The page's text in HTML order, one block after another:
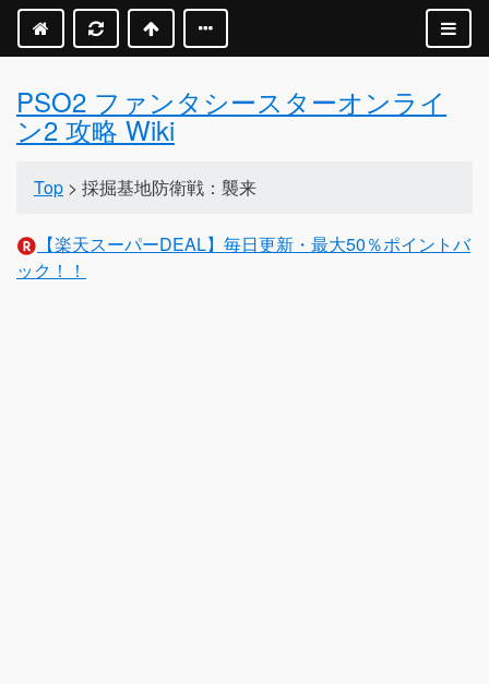
PSO2 ファンタシースターオンライ
ン2 攻略 Wiki
Top > 採掘基地防衛戦：襲来
【楽天スーパーDEAL】毎日更新・最大50％ポイントバ
ック！！